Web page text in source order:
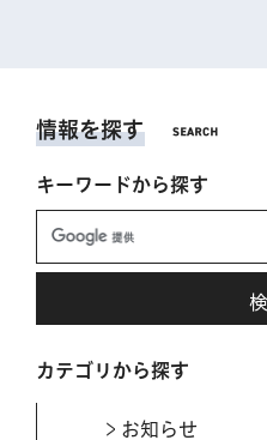
情報を探す
キーワードから探す
カテゴリから探す
お知らせ